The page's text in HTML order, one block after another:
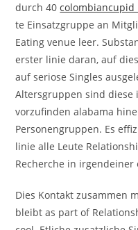
durch 40colombiancupid
te Einsatzgruppe an
Eating venue leer.
erster linie daran, auf
auf seriose Singles
Altersgruppen sind
vorzufinden alabama
Personengruppen. Es
linie alle Leute
Recherche in
Dies Kontakt zusammen
bleibt as part of